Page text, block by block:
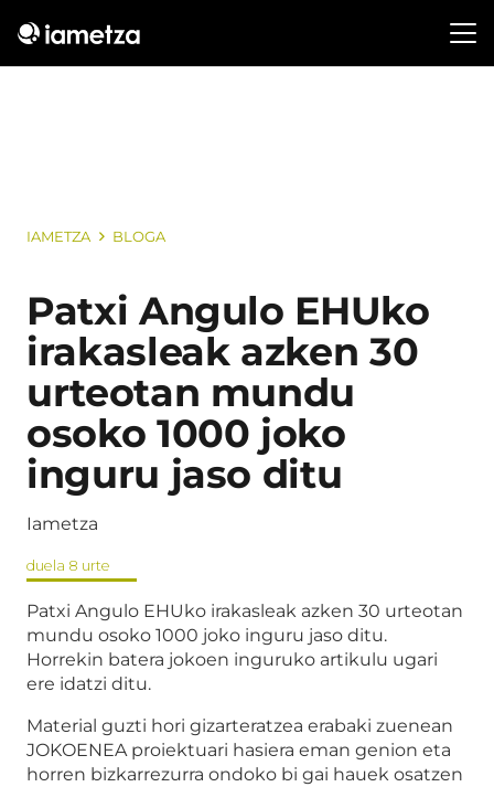
IAMETZA BLOGA
Patxi Angulo EHUko
irakasleak azken 30
urteotan mundu
osoko 1000 joko
inguru jaso ditu
Iametza
duela 8 urte
Patxi Angulo EHUko irakasleak azken 30 urteotan
mundu osoko 1000 joko inguru jaso ditu.
Horrekin batera jokoen inguruko artikulu ugari
ere idatzi ditu.
Material guzti hori gizarteratzea erabaki zuenean
JOKOENEA proiektuari hasiera eman genion eta
horren bizkarrezurra ondoko bi gai hauek osatzen